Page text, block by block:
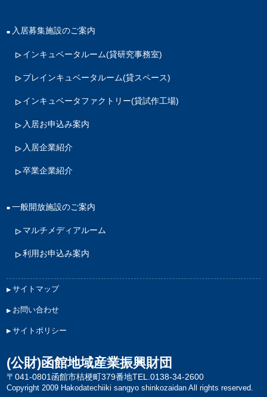
入居募集施設のご案内
インキュベータルーム(貸研究事務室)
プレインキュベータルーム(貸スペース)
インキュベータファクトリー(貸試作工場)
入居お申込み案内
入居企業紹介
卒業企業紹介
一般開放施設のご案内
マルチメディアルーム
利用お申込み案内
サイトマップ
お問い合わせ
サイトポリシー
(公財)函館地域産業振興財団
〒041-0801函館市桔梗町379番地TEL.0138-34-2600
Copyright 2009 Hakodatechiiki sangyo shinkozaidan All rights reserved.